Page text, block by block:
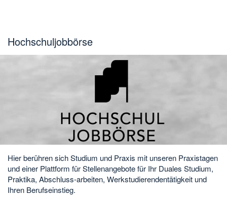
Hochschuljobbörse
Hier berühren sich Studium und Praxis mit unseren Praxistagen
und einer Plattform für Stellenangebote für Ihr Duales Studium,
Praktika, Abschluss-arbeiten, Werkstudierendentätigkeit und
Ihren Berufseinstieg.